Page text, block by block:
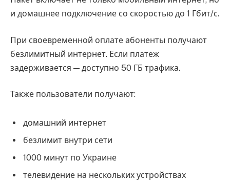
и домашнее подключение со скоростью до 1 Гбит/с.
При своевременной оплате абоненты получают
безлимитный интернет. Если платеж
задерживается — доступно 50 ГБ трафика.
Также пользователи получают:
домашний интернет
безлимит внутри сети
1000 минут по Украине
телевидение на нескольких устройствах